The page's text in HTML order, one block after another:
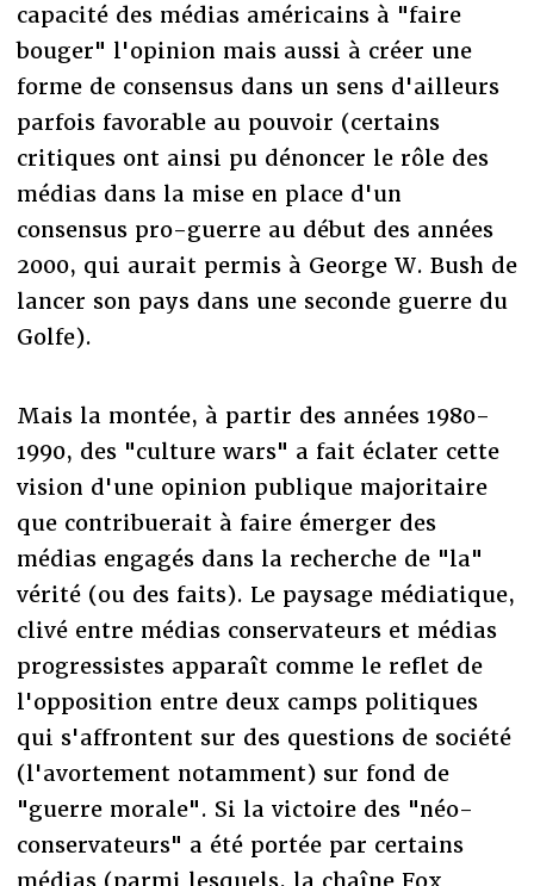
capacité des médias américains à "faire
bouger" l'opinion mais aussi à créer une
forme de consensus dans un sens d'ailleurs
parfois favorable au pouvoir (certains
critiques ont ainsi pu dénoncer le rôle des
médias dans la mise en place d'un
consensus pro-guerre au début des années
2000, qui aurait permis à George W. Bush de
lancer son pays dans une seconde guerre du
Golfe).
Mais la montée, à partir des années 1980-
1990, des "culture wars" a fait éclater cette
vision d'une opinion publique majoritaire
que contribuerait à faire émerger des
médias engagés dans la recherche de "la"
vérité (ou des faits). Le paysage médiatique,
clivé entre médias conservateurs et médias
progressistes apparaît comme le reflet de
l'opposition entre deux camps politiques
qui s'affrontent sur des questions de société
(l'avortement notamment) sur fond de
"guerre morale". Si la victoire des "néo-
conservateurs" a été portée par certains